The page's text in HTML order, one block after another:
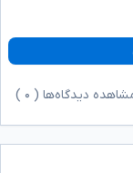
دیدگاه‌ها ( ۰